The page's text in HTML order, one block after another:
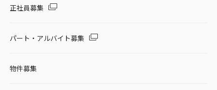
正社員募集
パート・アルバイト募集
物件募集